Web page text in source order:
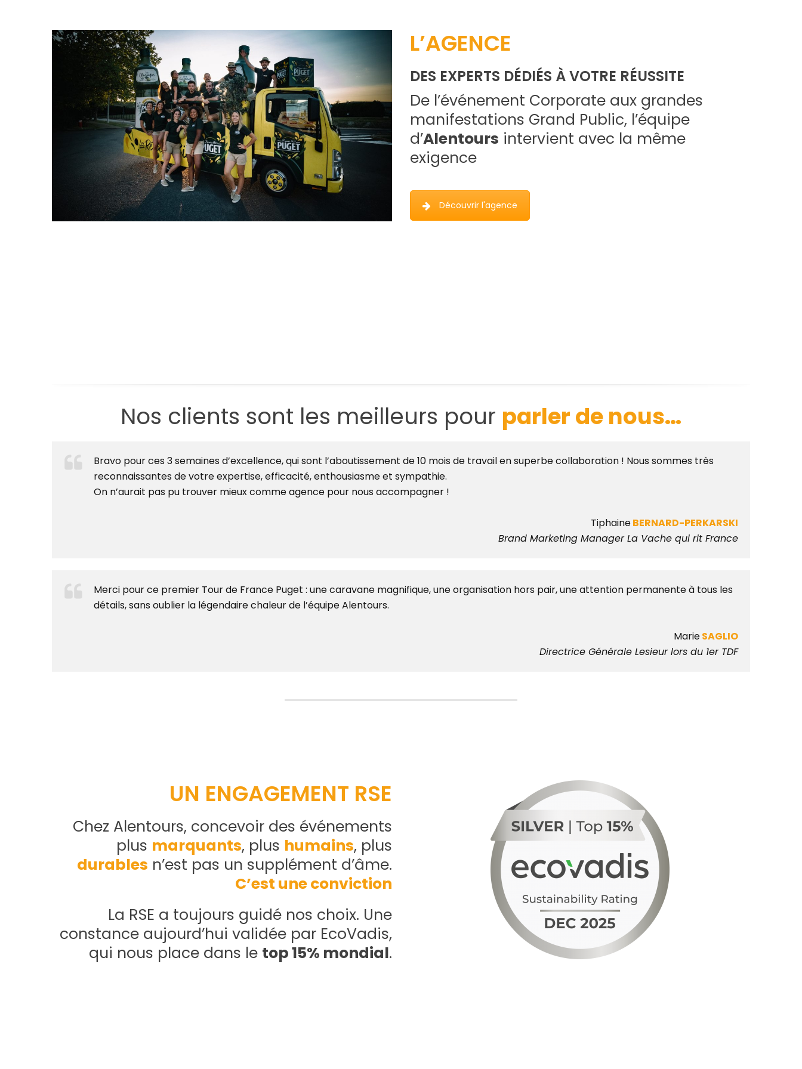
L’AGENCE
DES EXPERTS DÉDIÉS À VOTRE RÉUSSITE
De l’événement Corporate aux grandes
manifestations Grand Public, l’équipe
d’Alentours intervient avec la même
exigence
Découvrir l'agence
Nos clients sont les meilleurs pour parler de nous…
Bravo pour ces 3 semaines d’excellence, qui sont l’aboutissement de 10 mois de travail en superbe collaboration ! Nous sommes très
reconnaissantes de votre expertise, efficacité, enthousiasme et sympathie.
On n’aurait pas pu trouver mieux comme agence pour nous accompagner !
TiphaineBERNARD-PERKARSKI
Brand Marketing Manager La Vache qui rit France
Merci pour ce premier Tour de France Puget : une caravane magnifique, une organisation hors pair, une attention permanente à tous les
détails, sans oublier la légendaire chaleur de l’équipe Alentours.
MarieSAGLIO
Directrice Générale Lesieur lors du 1er TDF
UN ENGAGEMENT RSE
Chez Alentours, concevoir des événements
plus marquants, plus humains, plus
durables n’est pas un supplément d’âme.
C’est une conviction
La RSE a toujours guidé nos choix. Une
constance aujourd’hui validée par EcoVadis,
qui nous place dans le top 15% mondial.